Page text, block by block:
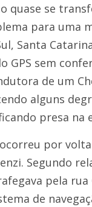
quase se
para uma
Santa
GPS sem
de um
alguns
presa na
por volta
Segundo
pela rua
de